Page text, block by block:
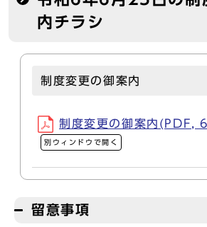
内チラシ
制度変更の御案内
制度変更の御案内(PDF,
別ウィンドウで開く
留意事項